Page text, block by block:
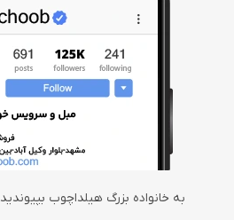
به خانواده بزرگ هیلداچوب بپیوندید